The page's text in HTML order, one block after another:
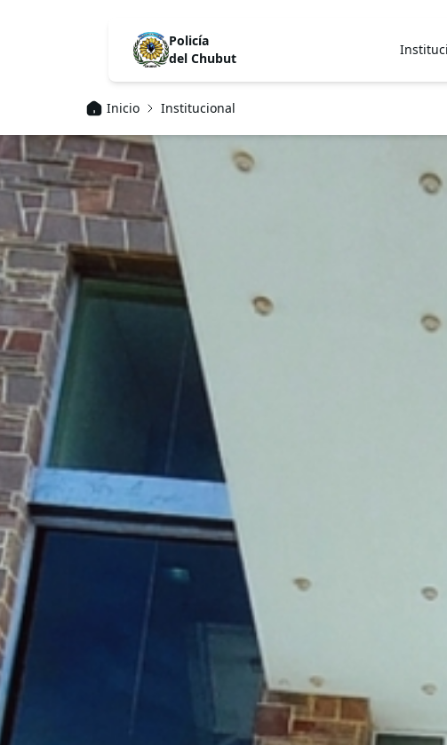
Policía
del Chubut
Inicio Institucional